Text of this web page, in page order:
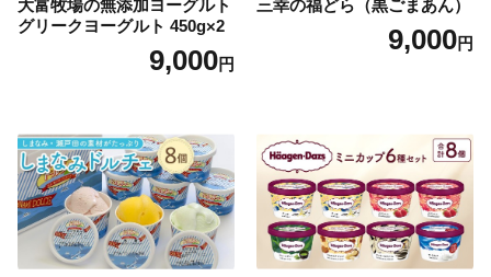
大富牧場の無添加ヨーグルト
グリークヨーグルト 450g×2
9,000円
三幸の福どら（黒ごまあん）
9,000円